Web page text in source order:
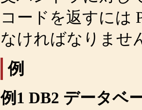
コードを返すには
なければなりませ
例
例1 DB2 データベ